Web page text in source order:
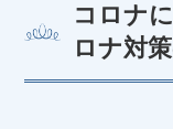
コロ
ロナ対